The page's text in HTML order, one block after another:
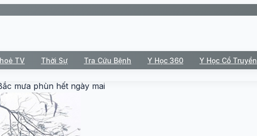
TV Thời Sự Tra Cứu Bệnh Y Học 360 Y Học Cổ Truyền
mưa phùn hết ngày mai